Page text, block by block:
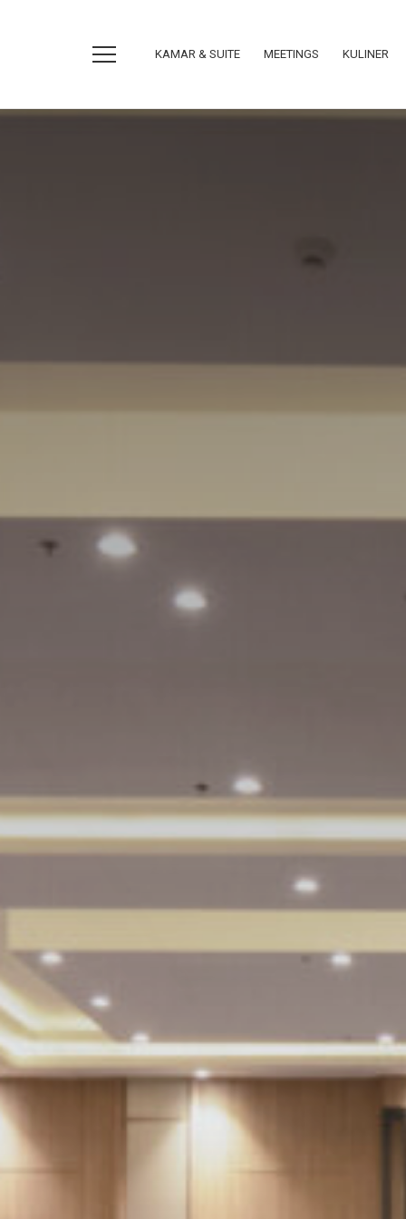
KAMAR & SUITE MEETINGS KULINER